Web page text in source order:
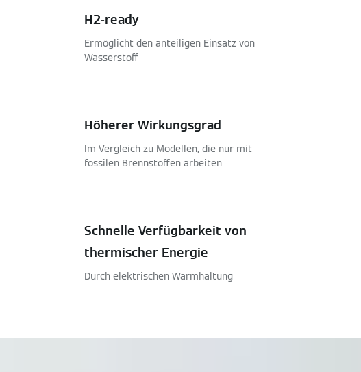
H2-ready
Ermöglicht den anteiligen Einsatz von
Wasserstoff
Höherer Wirkungsgrad
Im Vergleich zu Modellen, die nur mit
fossilen Brennstoffen arbeiten
Schnelle Verfügbarkeit von
thermischer Energie
Durch elektrischen Warmhaltung